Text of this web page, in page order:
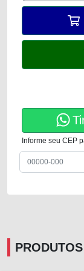
Informe seu CEP